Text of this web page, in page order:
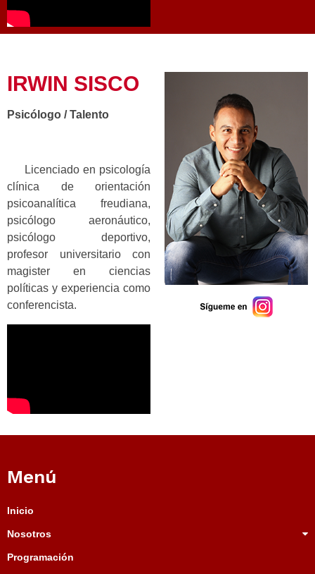
IRWIN SISCO
Psicólogo / Talento
Licenciado en psicología
clínica de orientación
psicoanalítica freudiana,
psicólogo aeronáutico,
psicólogo deportivo,
profesor universitario con
magister en ciencias
políticas y experiencia como
conferencista.
Menú
Inicio
Nosotros
Programación